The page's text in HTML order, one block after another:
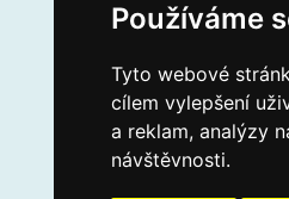
Používáme
Tyto webové
cílem vylepšení
a reklam, analýzy
návštěvnosti.